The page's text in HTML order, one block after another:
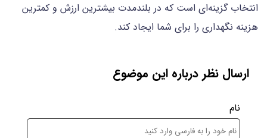
انتخاب گزینه‌ای است که در بلندمدت بیشترین ارزش و کمترین
هزینه نگهداری را برای شما ایجاد کند.
ارسال نظر درباره این موضوع
نام